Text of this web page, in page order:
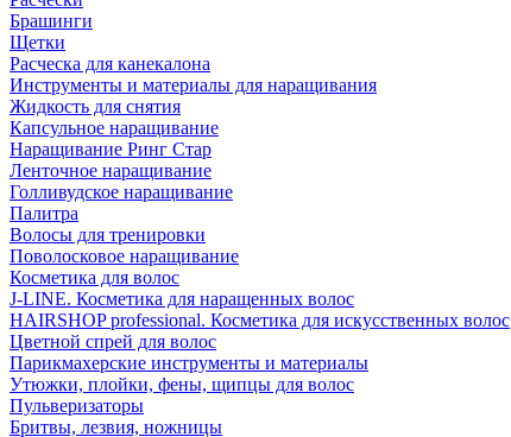
Брашинги
Щетки
Расческа для канекалона
Инструменты и материалы для наращивания
Жидкость для снятия
Капсульное наращивание
Наращивание Ринг Стар
Ленточное наращивание
Голливудское наращивание
Палитра
Волосы для тренировки
Поволосковое наращивание
Косметика для волос
J-LINE. Косметика для наращенных волос
HAIRSHOP professional. Косметика для искусственных волос
Цветной спрей для волос
Парикмахерские инструменты и материалы
Утюжки, плойки, фены, щипцы для волос
Пульверизаторы
Бритвы, лезвия, ножницы